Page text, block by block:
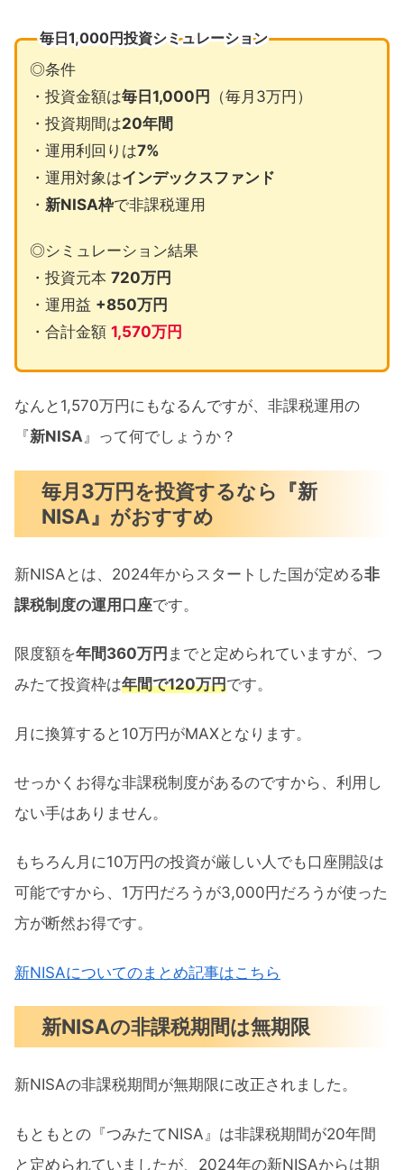
毎日1,000円投資シミュレーション
◎条件
・投資金額は毎日1,000円
（毎月3万円）
・投資期間は20年間
・運用利回りは7%
・運用対象はインデックスファンド
・ 新NISA枠で非課税運用
◎シミュレーション結果
・投資元本 720万円
・運用益 +850万円
・合計金額 1,570万円
なんと1,570万円にもなるんですが、非課税運用の
『新NISA』って何でしょうか？
毎月3万円を投資するなら『新
NISA』がおすすめ
新NISAとは、2024年からスタートした国が定める非
課税制度の運用口座です。
限度額を年間360万円 までと定められていますが、つ
みたて投資枠は年間で120万円です。
月に換算すると10万円がMAXとなります。
せっかくお得な非課税制度があるのですから、利用し
ない手はありません。
もちろん月に10万円の投資が厳しい人でも口座開設は
可能ですから、1万円だろうが3,000円だろうが使った
方が断然お得です。
新NISAについてのまとめ記事はこちら
新NISAの非課税期間は無期限
新NISAの非課税期間が無期限に改正されました。
もともとの『つみたてNISA』は非課税期間が20年間
と定められていましたが、2024年の新NISAからは期